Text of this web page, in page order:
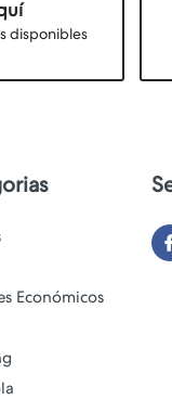
disponibles
Económicos